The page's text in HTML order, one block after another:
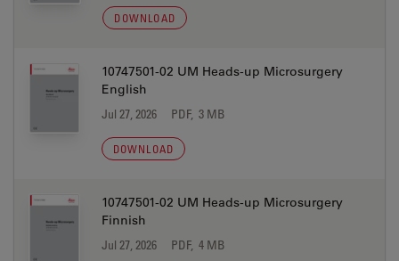
DOWNLOAD
10747501-02 UM Heads-up Microsurgery
English
Jul 27, 2026 PDF, 3 MB
DOWNLOAD
10747501-02 UM Heads-up Microsurgery
Finnish
Jul 27, 2026 PDF, 4 MB